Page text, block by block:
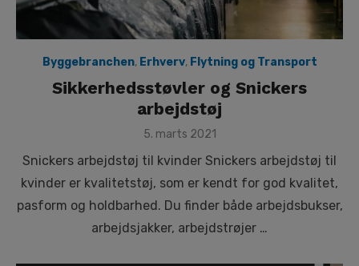
Byggebranchen, Erhverv, Flytning og Transport
Sikkerhedsstøvler og Snickers
arbejdstøj
Posted
5. marts 2021
Snickers arbejdstøj til kvinder Snickers arbejdstøj til
kvinder er kvalitetstøj, som er kendt for god kvalitet,
pasform og holdbarhed. Du finder både arbejdsbukser,
arbejdsjakker, arbejdstrøjer …